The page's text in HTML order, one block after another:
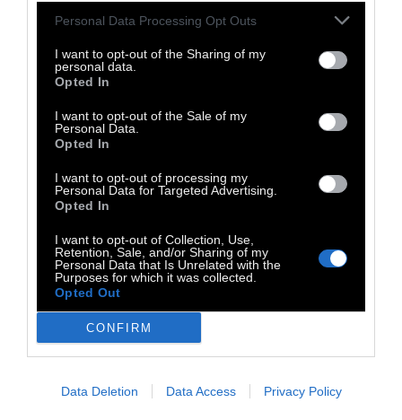
Personal Data Processing Opt Outs
I want to opt-out of the Sharing of my
personal data.
Opted In
I want to opt-out of the Sale of my
Personal Data.
Opted In
I want to opt-out of processing my
Personal Data for Targeted Advertising.
Opted In
I want to opt-out of Collection, Use,
Retention, Sale, and/or Sharing of my
Personal Data that Is Unrelated with the
Purposes for which it was collected.
Opted Out
CONFIRM
Data Deletion Data Access Privacy Policy
Είναι ο καπιταλισμός τόσο καλός που
αξίζει να μην μπορώ να βρω τη δύναμη
σηκωθώ από το κρεβάτι μου το πρωί; Αξίζει
το Playstation 5 να έχω αυτοκτονικές τάσεις